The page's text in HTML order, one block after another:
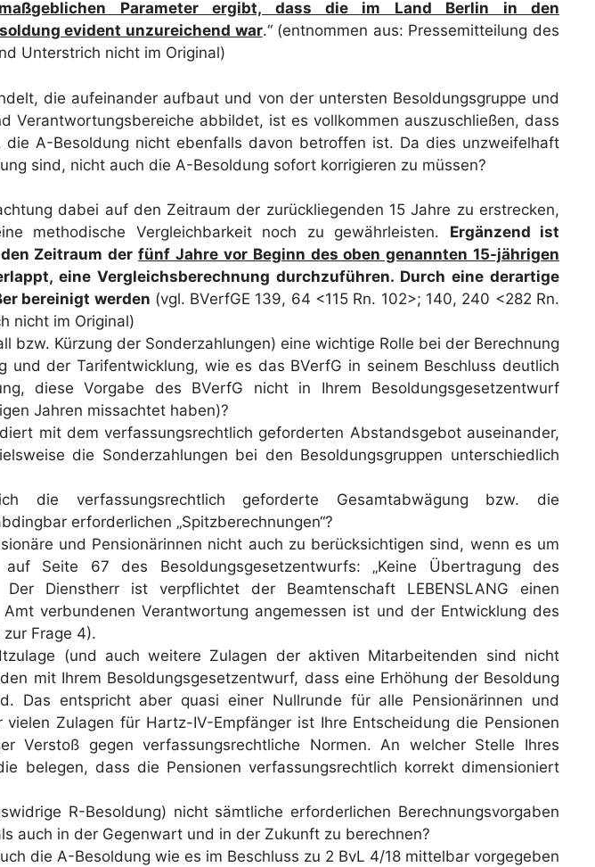
Parameter ergibt, dass die im Land Berlin in den
evident unzureichend war.“ (entnommen aus: Pressemitteilung des
Unterstrich nicht im Original)
die aufeinander aufbaut und von der untersten Besoldungsgruppe und
abbildet, ist es vollkommen auszuschließen, dass
A-Besoldung nicht ebenfalls davon betroffen ist. Da dies unzweifelhaft
sind, nicht auch die A-Besoldung sofort korrigieren zu müssen?
dabei auf den Zeitraum der zurückliegenden 15 Jahre zu erstrecken,
methodische Vergleichbarkeit noch zu gewährleisten. Ergänzend ist
Zeitraum derfünf Jahre vor Beginn des oben genannten 15-jährigen
eine Vergleichsberechnung durchzuführen. Durch eine derartige
bereinigt werden (vgl. BVerfGE 139, 64 <115 Rn. 102>; 140, 240 <282 Rn.
– Fettdruck und Unterstrich nicht im Original)
Kürzung der Sonderzahlungen) eine wichtige Rolle bei der Berechnung
der Tarifentwicklung, wie es das BVerfG in seinem Beschluss deutlich
diese Vorgabe des BVerfG nicht in Ihrem Besoldungsgesetzentwurf
Jahren missachtet haben)?
mit dem verfassungsrechtlich geforderten Abstandsgebot auseinander,
die Sonderzahlungen bei den Besoldungsgruppen unterschiedlich
die verfassungsrechtlich geforderte Gesamtabwägung bzw. die
erforderlichen „Spitzberechnungen“?
und Pensionärinnen nicht auch zu berücksichtigen sind, wenn es um
Seite 67 des Besoldungsgesetzentwurfs: „Keine Übertragung des
Dienstherr ist verpflichtet der Beamtenschaft LEBENSLANG einen
verbundenen Verantwortung angemessen ist und der Entwicklung des
Frage 4).
(und auch weitere Zulagen der aktiven Mitarbeitenden sind nicht
mit Ihrem Besoldungsgesetzentwurf, dass eine Erhöhung der Besoldung
Das entspricht aber quasi einer Nullrunde für alle Pensionärinnen und
Zulagen für Hartz-IV-Empfänger ist Ihre Entscheidung die Pensionen
Verstoß gegen verfassungsrechtliche Normen. An welcher Stelle Ihres
belegen, dass die Pensionen verfassungsrechtlich korrekt dimensioniert
R-Besoldung) nicht sämtliche erforderlichen Berechnungsvorgaben
auch in der Gegenwart und in der Zukunft zu berechnen?
die A-Besoldung wie es im Beschluss zu 2 BvL 4/18 mittelbar vorgegeben